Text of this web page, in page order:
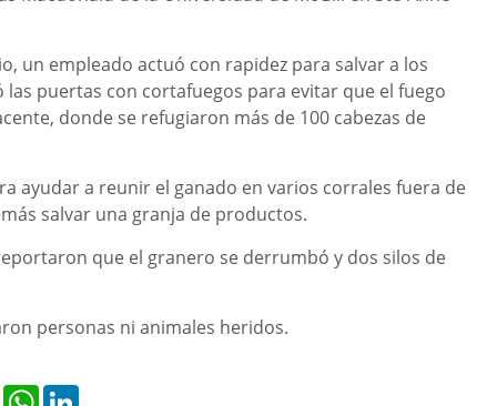
un empleado actuó con rapidez para salvar a los
puertas con cortafuegos para evitar que el fuego
donde se refugiaron más de 100 cabezas de
ayudar a reunir el ganado en varios corrales fuera de
salvar una granja de productos.
que el granero se derrumbó y dos silos de
personas ni animales heridos.
RedditWhatsApp